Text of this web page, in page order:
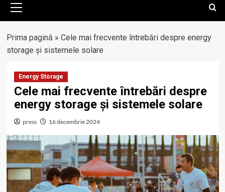
Menu
Prima pagină » Cele mai frecvente întrebări despre energy
storage și sistemele solare
Energy Storage
Cele mai frecvente întrebări despre
energy storage și sistemele solare
press 16 decembrie 2024